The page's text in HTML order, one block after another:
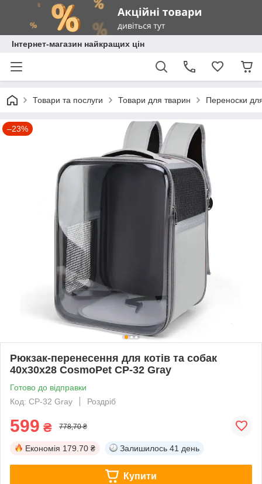
Інтернет-магазин найкращих цін
Товари та послуги Товари для тварин Переноски
–23%
Рюкзак-перенесення для котів та собак
40x30x28 CosmoPet CP-32 Gray
Готово до відправки
Код: CP-32 Gray
Роздріб
599 ₴ 778,70 ₴
Економія 179.70 ₴ Залишилось 41 день
Купити